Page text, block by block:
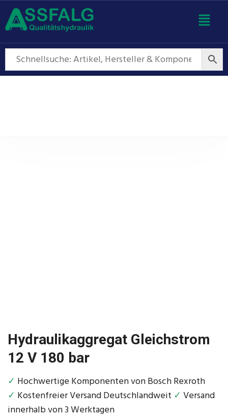
Hydraulikaggregat Gleichstrom
12 V 180 bar
✓ Hochwertige Komponenten von Bosch Rexroth
✓ Kostenfreier Versand Deutschlandweit ✓ Versand
innerhalb von 3 Werktagen